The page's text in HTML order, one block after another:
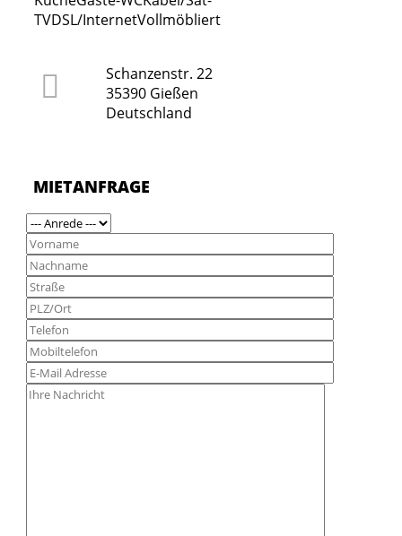
TVDSL/InternetVollmöbliert
Schanzenstr. 22
35390 Gießen
Deutschland
MIETANFRAGE